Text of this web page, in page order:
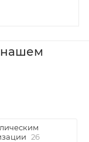
нашем
26